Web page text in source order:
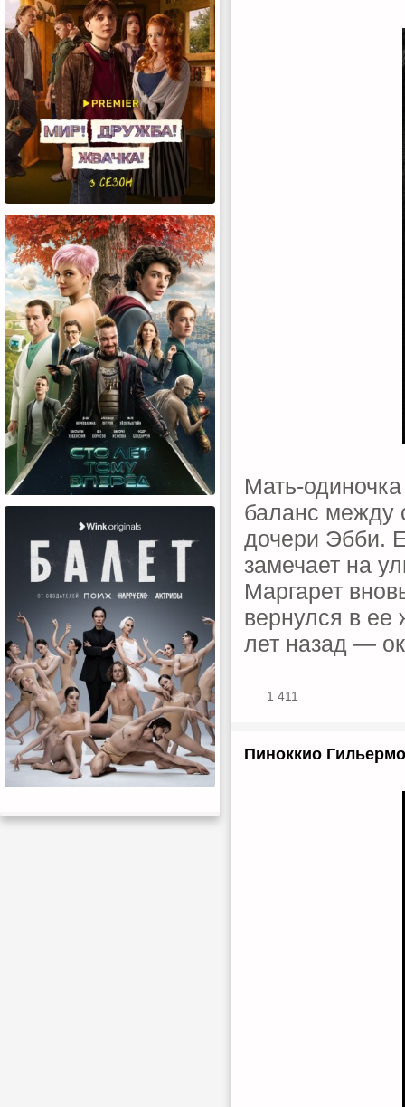
Мать-
баланс между
дочери Эбби.
замечает на
Маргарет
вернулся в ее
лет назад —
1 411
Пиноккио